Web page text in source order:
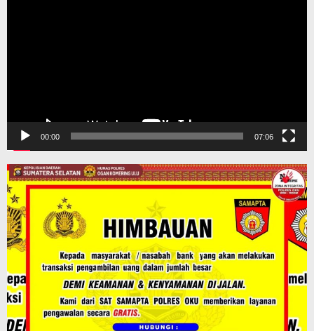
00:00 07:06